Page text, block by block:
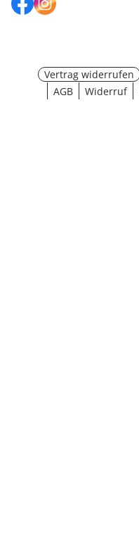
Vertrag widerrufen
AGB
Widerruf